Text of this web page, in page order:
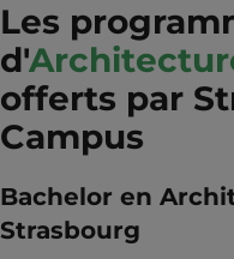
Les
d'
offerts par
Campus
Bachelor en
Strasbourg